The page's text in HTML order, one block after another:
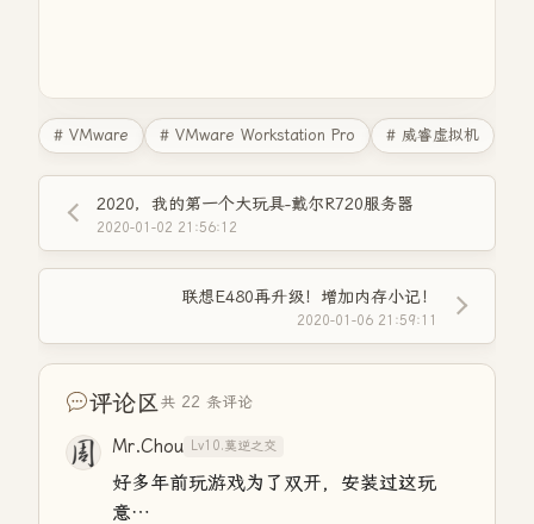
# VMware # VMware Workstation Pro # 威睿虚拟机
2020，我的第一个大玩具-戴尔R720服务器
2020-01-02 21:56:12
联想E480再升级！增加内存小记！
2020-01-06 21:59:11
评论区 共 22 条评论
Mr.Chou Lv10.莫逆之交
好多年前玩游戏为了双开，安装过这玩
意…